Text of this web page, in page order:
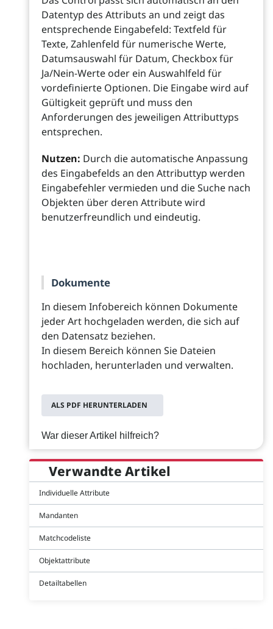
Datentyp des Attributs an und zeigt das
entsprechende Eingabefeld: Textfeld für
Texte, Zahlenfeld für numerische Werte,
Datumsauswahl für Datum, Checkbox für
Ja/Nein-Werte oder ein Auswahlfeld für
vordefinierte Optionen. Die Eingabe wird auf
Gültigkeit geprüft und muss den
Anforderungen des jeweiligen Attributtyps
entsprechen.
Nutzen: Durch die automatische Anpassung
des Eingabefelds an den Attributtyp werden
Eingabefehler vermieden und die Suche nach
Objekten über deren Attribute wird
benutzerfreundlich und eindeutig.
Dokumente
In diesem Infobereich können Dokumente
jeder Art hochgeladen werden, die sich auf
den Datensatz beziehen.
In diesem Bereich können Sie Dateien
hochladen, herunterladen und verwalten.
ALS PDF HERUNTERLADEN
War dieser Artikel hilfreich?
Verwandte Artikel
Individuelle Attribute
Mandanten
Matchcodeliste
Objektattribute
Detailtabellen